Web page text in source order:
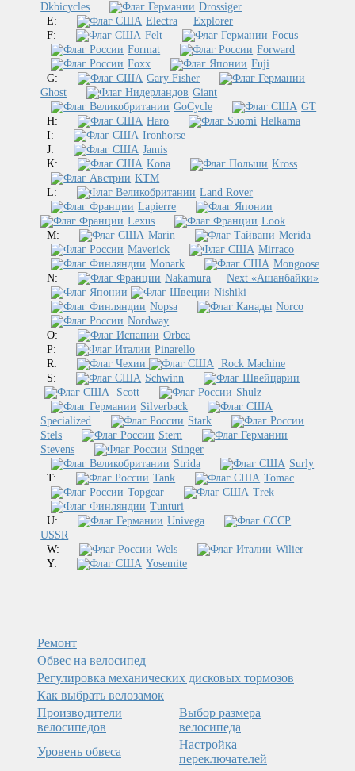
Dkbicycles
Drossiger
E:
Electra
Explorer
F:
Felt
Focus
Format
Forward
Foxx
Fuji
G:
Gary Fisher
Ghost
Giant
GoCycle
GT
H:
Haro
Helkama
I:
Ironhorse
J:
Jamis
K:
Kona
Kross
KTM
L:
Land Rover
Lapierre
Lexus
Look
M:
Marin
Merida
Maverick
Mirraco
Monark
Mongoose
N:
Nakamura
Next «Ашанбайки»
Nishiki
Nopsa
Norco
Nordway
O:
Orbea
P:
Pinarello
R:
Rock Machine
S:
Schwinn
Scott
Shulz
Silverback
Specialized
Stark
Stels
Stern
Stevens
Stinger
Strida
Surly
T:
Tank
Tomac
Topgear
Trek
Tunturi
U:
Univega
USSR
W:
Wels
Wilier
Y:
Yosemite
Ремонт
Обвес на велосипед
Регулировка механических дисковых тормозов
Как выбрать велозамок
Производители
велосипедов
Выбор размера
велосипеда
Уровень обвеса
Настройка
переключателей